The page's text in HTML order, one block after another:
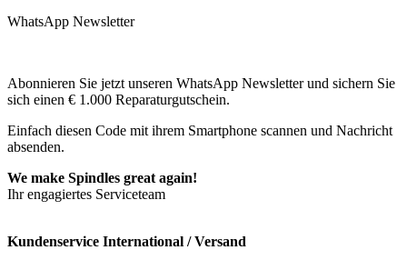
WhatsApp Newsletter
Abonnieren Sie jetzt unseren WhatsApp Newsletter und sichern Sie
sich einen € 1.000 Reparaturgutschein.
Einfach diesen Code mit ihrem Smartphone scannen und Nachricht
absenden.
We make Spindles great again!
Ihr engagiertes Serviceteam
Kundenservice International / Versand